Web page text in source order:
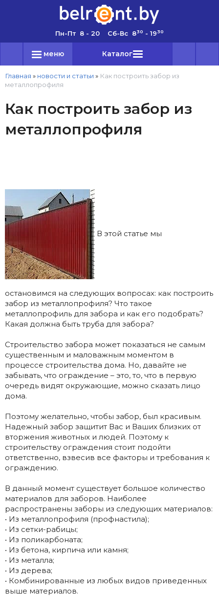
Пн-Пт 8 - 20 Сб-Вс 830 - 1930
меню Каталог
Главная » новости и статьи » Как построить забор из
металлопрофиля
Как построить забор из
металлопрофиля
В этой статье мы
остановимся на следующих вопросах: как построить
забор из металлопрофиля? Что такое
металлопрофиль для забора и как его подобрать?
Какая должна быть труба для забора?
Строительство забора может показаться не самым
существенным и маловажным моментом в
процессе строительства дома. Но, давайте не
забывать, что ограждение – это, то, что в первую
очередь видят окружающие, можно сказать лицо
дома.
Поэтому желательно, чтобы забор, был красивым.
Надежный забор защитит Вас и Ваших близких от
вторжения животных и людей. Поэтому к
строительству ограждения стоит подойти
ответственно, взвесив все факторы и требования к
ограждению.
В данный момент существует большое количество
материалов для заборов. Наиболее
распространены заборы из следующих материалов:
• Из металлопрофиля (профнастила);
• Из сетки-рабицы;
• Из поликарбоната;
• Из бетона, кирпича или камня;
• Из металла;
• Из дерева;
• Комбинированные из любых видов приведенных
выше материалов.